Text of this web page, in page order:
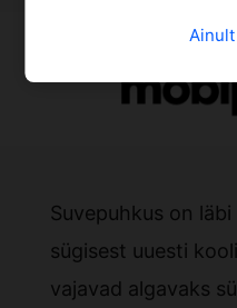
Suvepuhkus on
sügisest uuesti
vajavad algavaks